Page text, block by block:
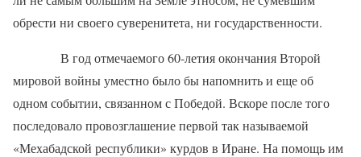
обрести ни своего суверенитета, ни государственности.
В год отмечаемого 60-летия окончания Второй
мировой войны уместно было бы напомнить и еще об
одном событии, связанном с Победой. Вскоре после того
последовало провозглашение первой так называемой
«Мехабадской республики» курдов в Иране. На помощь им